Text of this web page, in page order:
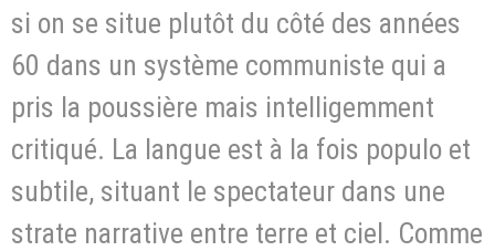
si on se situe plutôt du côté des années
60 dans un système communiste qui a
pris la poussière mais intelligemment
critiqué. La langue est à la fois populo et
subtile, situant le spectateur dans une
strate narrative entre terre et ciel. Comme